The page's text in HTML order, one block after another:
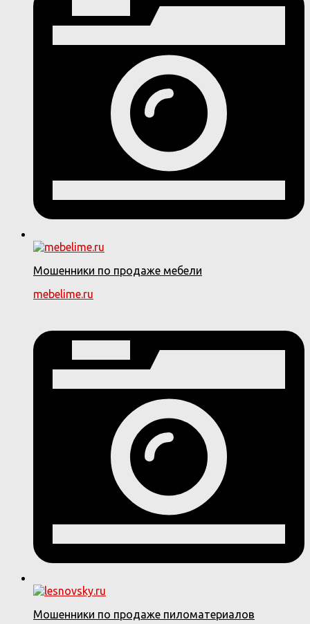
Мошенники по продаже мебели
mebelime.ru
Мошенники по продаже пиломатериалов